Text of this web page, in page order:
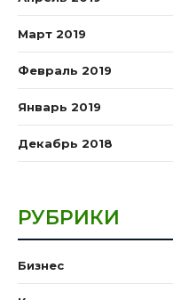
Март 2019
Февраль 2019
Январь 2019
Декабрь 2018
РУБРИКИ
Бизнес